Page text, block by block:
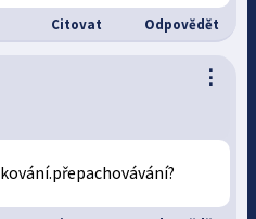
Citovat Odpovědět
⋮